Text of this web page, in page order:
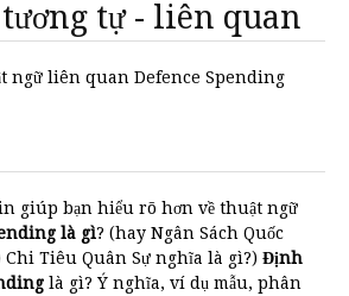
tự - liên quan
ngữ liên quan Defence Spending
giúp bạn hiểu rõ hơn về thuật ngữ
là gì? (hay Ngân Sách Quốc
Chi Tiêu Quân Sự nghĩa là gì?) Định
là gì? Ý nghĩa, ví dụ mẫu, phân